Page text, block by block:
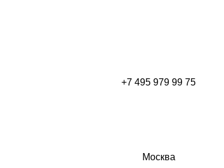
+7 495 979 99 75
Москва